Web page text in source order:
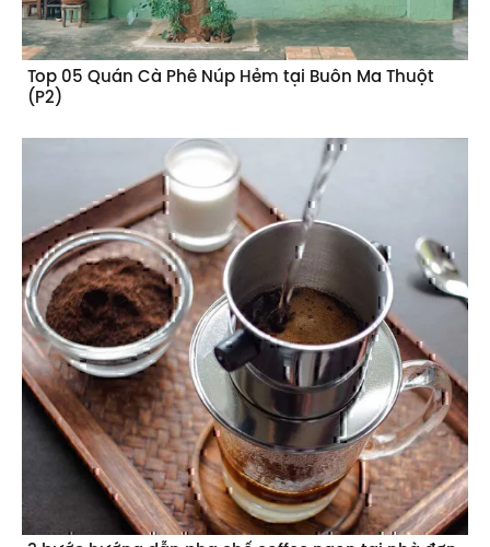
Top 05 Quán Cà Phê Núp Hẻm tại Buôn Ma Thuột
(P2)